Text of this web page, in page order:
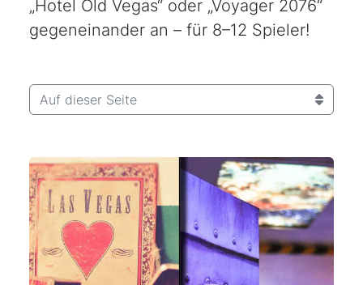
„Hotel Old Vegas“ oder „Voyager 2076“
gegeneinander an – für 8–12 Spieler!
Auf dieser Seite